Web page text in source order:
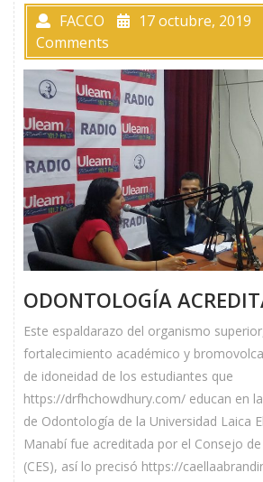
FACCO 17 octubre, 2019
Comments
ODONTOLOGÍA
Este espaldarazo del organismo
fortalecimiento académico y
de idoneidad de los estudiantes que
https://drfhchowdhury.com/ educan en
de Odontología de la Universidad Laica
Manabí fue acreditada por el Consejo
(CES), así lo precisó https://